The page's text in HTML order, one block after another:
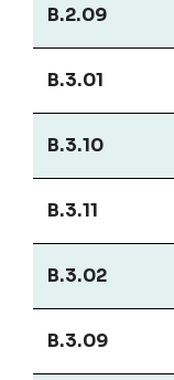
B.2.09
B.3.01
B.3.10
B.3.11
B.3.02
B.3.09